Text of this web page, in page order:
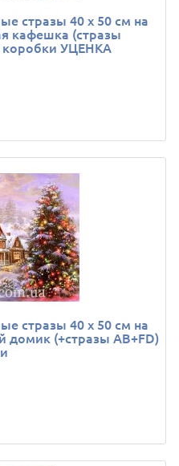
стразы 40 х 50 см на
кафешка (стразы
коробки УЦЕНКА
стразы 40 х 50 см на
домик (+стразы AB+FD)